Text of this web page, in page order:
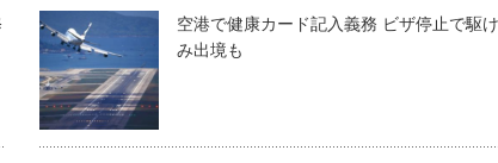
空港で健康カード記入義務 ビザ停止で駆
み出境も